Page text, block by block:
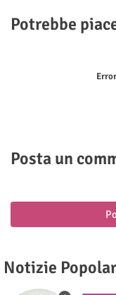
Potrebbe
Posta un
Notizie